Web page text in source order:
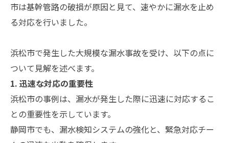
市は基幹管路の破損が原因と見て、速やかに漏水を止め
る対応を行いました。
浜松市で発生した大規模な漏水事故を受け、以下の点に
ついて見解を述べます。
1. 迅速な対応の重要性
浜松市の事例は、漏水が発生した際に迅速に対応するこ
との重要性を示しています。
静岡市でも、漏水検知システムの強化と、緊急対応チー